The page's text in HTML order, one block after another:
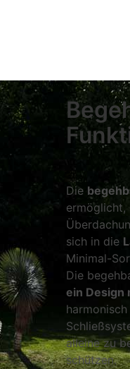
Die
ermöglicht,
sich in die
Minimal-
Die
ein Design
alleine zu
schützen.